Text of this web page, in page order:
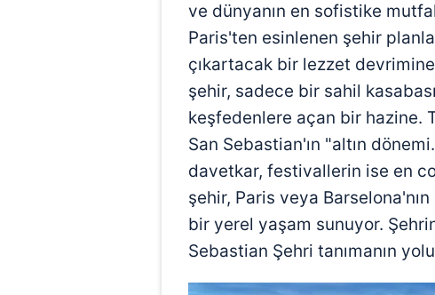
ve dünyanın en sofistike
Paris'ten esinlenen şehir
çıkartacak bir lezzet
şehir, sadece bir sahil
keşfedenlere açan bir hazine.
San Sebastian'ın "altın
davetkar, festivallerin ise en
şehir, Paris veya
bir yerel yaşam sunuyor.
Sebastian Şehri tanımanın